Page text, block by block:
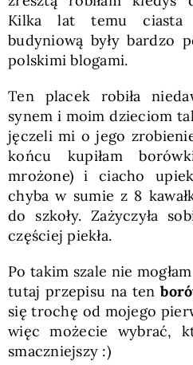
Kilka lat temu ciasta
budyniową były bardzo
polskimi blogami.
Ten placek robiła
synem i moim dzieciom
jęczeli mi o jego
końcu kupiłam
mrożone) i ciacho
chyba w sumie z 8
do szkoły. Zażyczyła
częściej piekła.
Po takim szale nie
tutaj przepisu na ten
się trochę od mojego
więc możecie wybrać,
smaczniejszy :)